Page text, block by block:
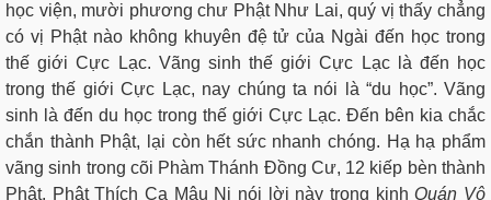
học viện, mười phương chư Phật Như Lai, quý vị thấy chẳng
có vị Phật nào không khuyên đệ tử của Ngài đến học trong
thế giới Cực Lạc. Vãng sinh thế giới Cực Lạc là đến học
trong thế giới Cực Lạc, nay chúng ta nói là “du học”. Vãng
sinh là đến du học trong thế giới Cực Lạc. Đến bên kia chắc
chắn thành Phật, lại còn hết sức nhanh chóng. Hạ hạ phẩm
vãng sinh trong cõi Phàm Thánh Đồng Cư, 12 kiếp bèn thành
Phật. Phật Thích Ca Mâu Ni nói lời này trong kinhQuán Vô